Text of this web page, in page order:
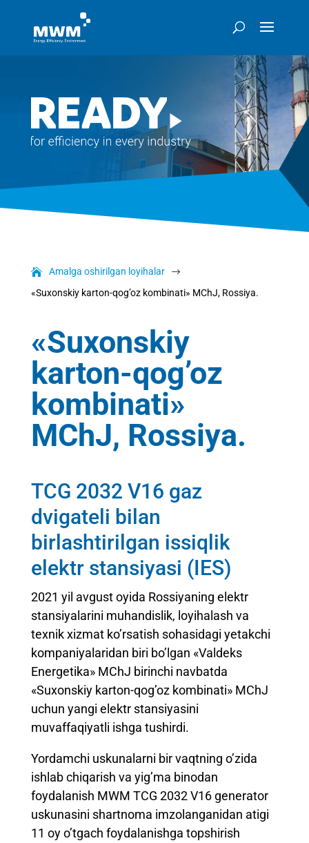
Amalga oshirilgan loyihalar $
«Suxonskiy karton-qog’oz kombinati» MChJ, Rossiya.
«Suxonskiy
karton-qog’oz
kombinati»
MChJ, Rossiya.
TCG 2032 V16 gaz
dvigateli bilan
birlashtirilgan issiqlik
elektr stansiyasi (IES)
2021 yil avgust oyida Rossiyaning elektr
stansiyalarini muhandislik, loyihalash va
texnik xizmat ko’rsatish sohasidagi yetakchi
kompaniyalaridan biri bo’lgan «Valdeks
Energetika» MChJ birinchi navbatda
«Suxonskiy karton-qog’oz kombinati» MChJ
uchun yangi elektr stansiyasini
muvaffaqiyatli ishga tushirdi.
Yordamchi uskunalarni bir vaqtning o’zida
ishlab chiqarish va yig’ma binodan
foydalanish MWM TCG 2032 V16 generator
uskunasini shartnoma imzolanganidan atigi
11 oy o’tgach foydalanishga topshirish